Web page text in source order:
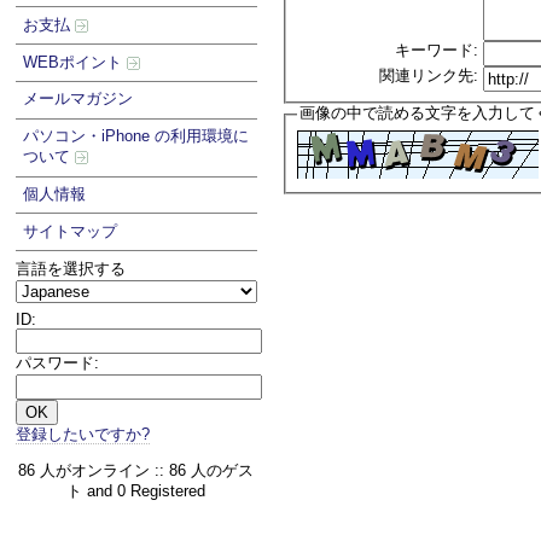
お支払
WEBポイント
メールマガジン
パソコン・iPhone の利用環境に
ついて
個人情報
サイトマップ
言語を選択する
ID:
パスワード:
登録したいですか?
86 人がオンライン :: 86 人のゲス
ト and 0 Registered
キーワード:
関連リンク先:
画像の中で読める文字を入力して